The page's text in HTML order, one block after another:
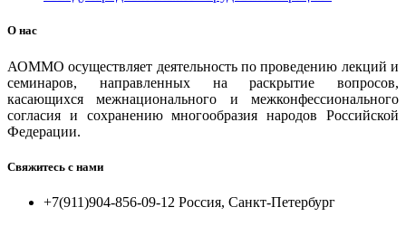
О нас
АОММО осуществляет деятельность по проведению лекций и
семинаров, направленных на раскрытие вопросов,
касающихся межнационального и межконфессионального
согласия и сохранению многообразия народов Российской
Федерации.
Свяжитесь с нами
+7(911)904-856-09-12 Россия, Санкт-Петербург